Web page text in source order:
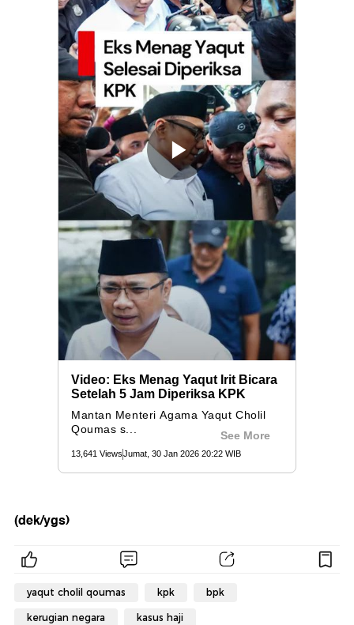
(dek/ygs)
yaqut cholil qoumas kpk bpk
kerugian negara kasus haji